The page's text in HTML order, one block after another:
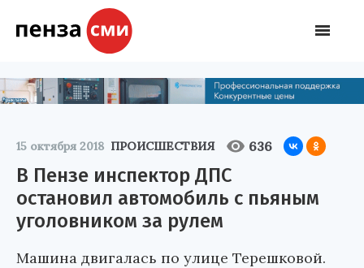
15 октября 2018 ПРОИСШЕСТВИЯ 636
В Пензе инспектор ДПС
остановил автомобиль с пьяным
уголовником за рулем
Машина двигалась по улице Терешковой.